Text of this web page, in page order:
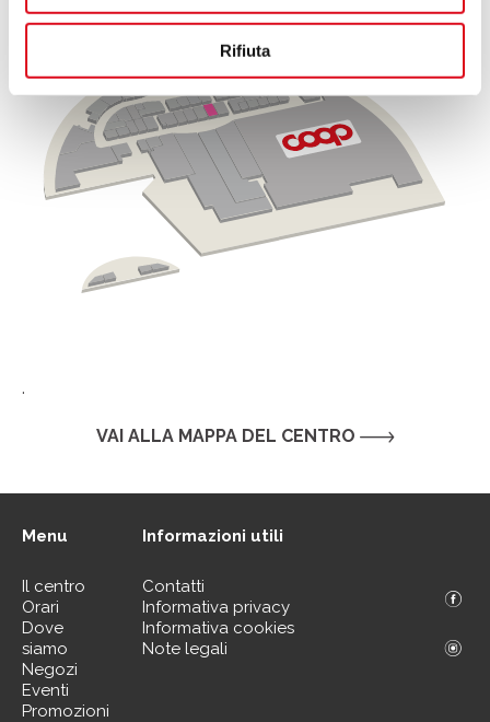
Rifiuta
.
VAI ALLA MAPPA DEL CENTRO
Menu
Il centro
Orari
Dove
siamo
Negozi
Eventi
Promozioni
Informazioni utili
Contatti
Informativa privacy
Informativa cookies
Note legali